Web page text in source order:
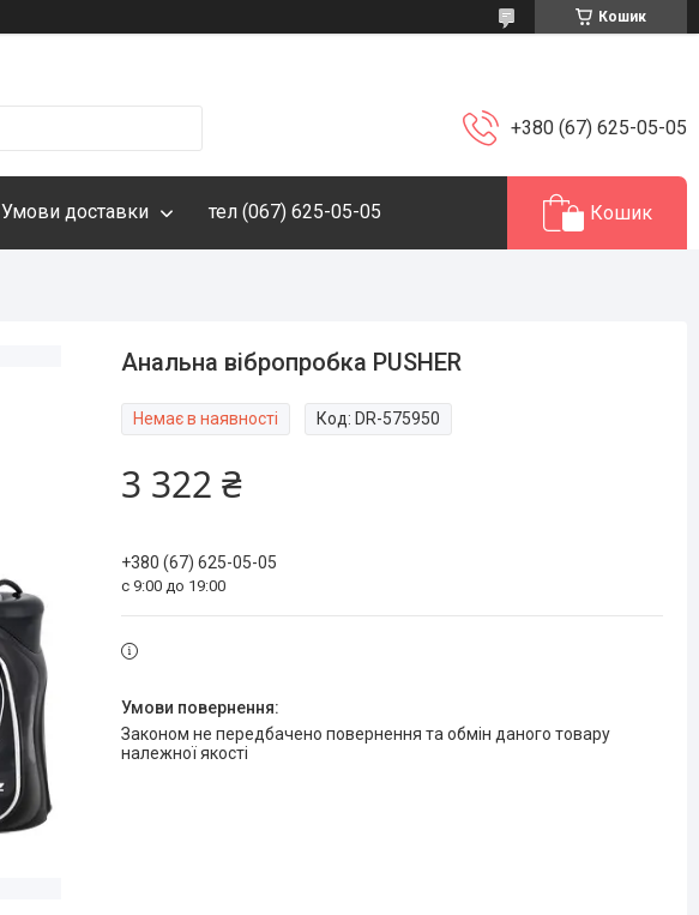
Кошик
+380 (67) 625-05-05
Умови доставки тел (067) 625-05-05 Кошик
Анальна вібропробка PUSHER
Немає в наявності Код: DR-575950
3 322 ₴
+380 (67) 625-05-05
с 9:00 до 19:00
Законом не передбачено повернення та обмін даного товару
належної якості